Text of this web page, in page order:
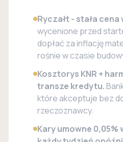
Ryczałt - stała cena
wycenione przed
dopłać za inflację
rośnie w czasie
Kosztorys KNR +
transze kredytu.
które akceptuje bez
rzeczoznawcy.
Kary umowne